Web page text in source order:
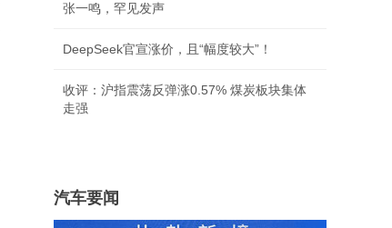
张一鸣，罕见发声
DeepSeek官宣涨价，且“幅度较大”！
收评：沪指震荡反弹涨0.57% 煤炭板块集体
走强
汽车要闻